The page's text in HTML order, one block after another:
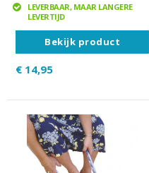
LEVERBAAR, MAAR LANGERE
LEVERTIJD
Bekijk product
€ 14,95